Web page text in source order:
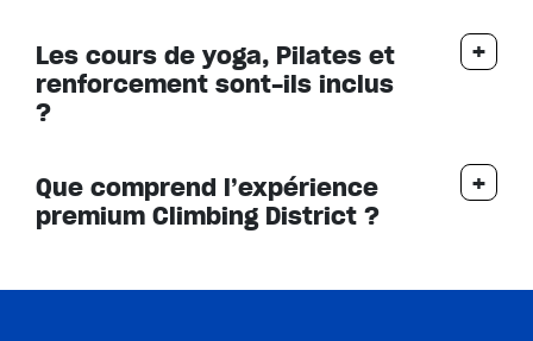
Les cours de yoga, Pilates et
renforcement sont-ils inclus
?
Que comprend l’expérience
premium Climbing District ?